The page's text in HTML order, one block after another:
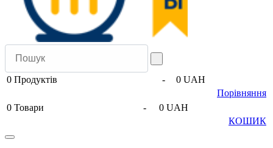
0 Продуктів -
0 UAH
Порівняння
0 Товари -
0 UAH
КОШИК